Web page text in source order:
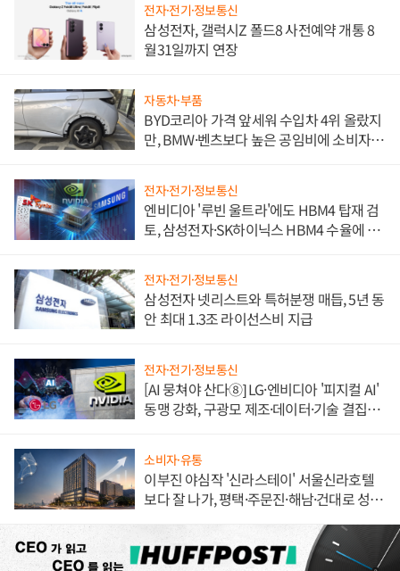
전자·전기·정보통신
삼성전자, 갤럭시Z 폴드8 사전예약 개통 8
월31일까지 연장
자동차·부품
BYD코리아 가격 앞세워 수입차 4위 올랐지
만, BMW·벤츠보다 높은 공임비에 소비자
전자·전기·정보통신
엔비디아 '루빈 울트라'에도 HBM4 탑재 검
토, 삼성전자·SK하이닉스 HBM4 수율에 주
전자·전기·정보통신
삼성전자 넷리스트와 특허분쟁 매듭, 5년 동
안 최대 1.3조 라이선스비 지급
전자·전기·정보통신
[AI 뭉쳐야 산다⑧] LG·엔비디아 '피지컬 AI'
동맹 강화, 구광모 제조·데이터·기술 결집
소비자·유통
이부진 야심작 '신라스테이' 서울신라호텔
보다 잘 나가, 평택·주문진·해남·건대로 성